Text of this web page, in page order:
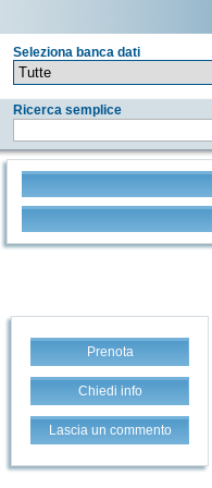
Seleziona banca dati
Ricerca semplice
Prenota
Chiedi info
Lascia un commento